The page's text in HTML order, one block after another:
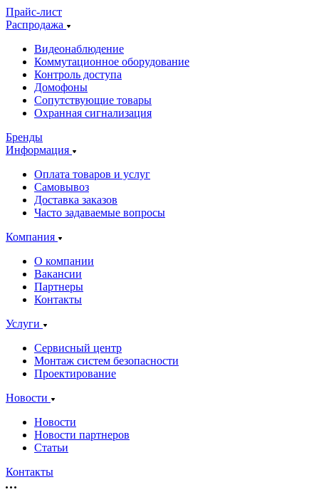
Прайс-лист
Распродажа
Видеонаблюдение
Коммутационное оборудование
Контроль доступа
Домофоны
Сопутствующие товары
Охранная сигнализация
Бренды
Информация
Оплата товаров и услуг
Самовывоз
Доставка заказов
Часто задаваемые вопросы
Компания
О компании
Вакансии
Партнеры
Контакты
Услуги
Сервисный центр
Монтаж систем безопасности
Проектирование
Новости
Новости
Новости партнеров
Статьи
Контакты